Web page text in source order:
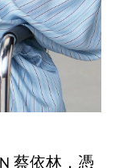
蔡依林，憑